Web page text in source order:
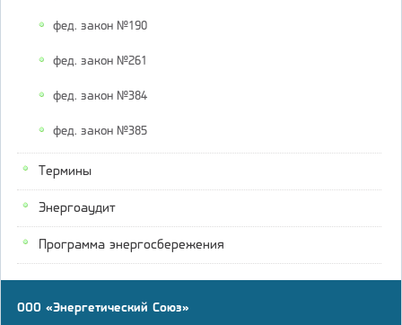
фед. закон №190
фед. закон №261
фед. закон №384
фед. закон №385
Термины
Энергоаудит
Программа энергосбережения
ООО «Энергетический Союз»